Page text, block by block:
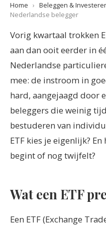
Home › Beleggen &
Nederlandse belegger
Vorig kwartaal trokken
aan dan ooit eerder in
Nederlandse
mee: de instroom in
hard, aangejaagd door
beleggers die weinig
bestuderen van
ETF kies je eigenlijk?
begint of nog twijfelt?
Wat een ETF
Een ETF (Exchange